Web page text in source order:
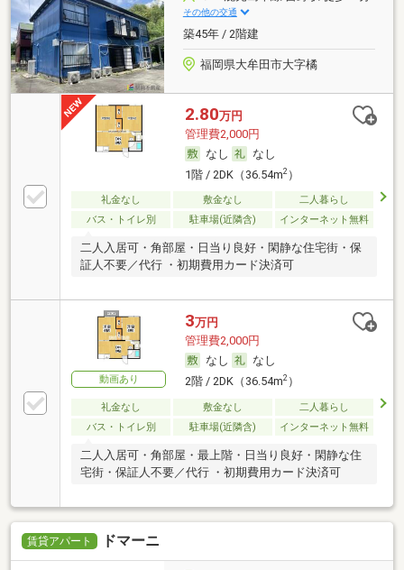
その他の交通
築45年 / 2階建
福岡県大牟田市大字橘
2.80万円
管理費2,000円
なし
なし
1階 / 2DK（36.54m2）
礼金なし 敷金なし
二人暮らし
バス・トイレ別
駐車場(近隣含) インターネット無料
二人入居可・角部屋・日当り良好・閑静な住宅街・保
証人不要／代行 ・初期費用カード決済可
動画あり
3万円
管理費2,000円
なし
なし
2階 / 2DK（36.54m2）
礼金なし 敷金なし
二人暮らし
バス・トイレ別
駐車場(近隣含) インターネット無料
二人入居可・角部屋・最上階・日当り良好・閑静な住
宅街・保証人不要／代行 ・初期費用カード決済可
賃貸アパート ドマーニ